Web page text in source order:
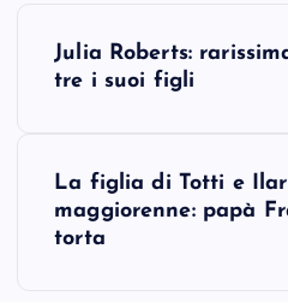
Julia Roberts:
tre i suoi figli
La figlia di Totti e
maggiorenne: papà
torta